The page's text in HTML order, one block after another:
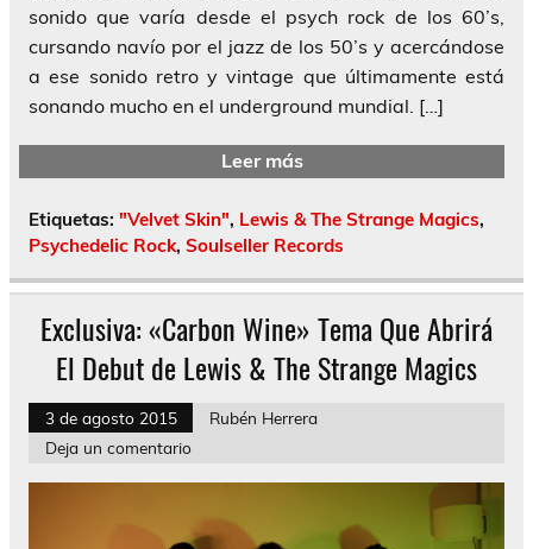
sonido que varía desde el psych rock de los 60’s,
cursando navío por el jazz de los 50’s y acercándose
a ese sonido retro y vintage que últimamente está
sonando mucho en el underground mundial. […]
Leer más
Etiquetas: "Velvet Skin", Lewis & The Strange Magics,
Psychedelic Rock, Soulseller Records
Exclusiva: «Carbon Wine» Tema Que Abrirá
El Debut de Lewis & The Strange Magics
3 de agosto 2015
Rubén Herrera
Deja un comentario